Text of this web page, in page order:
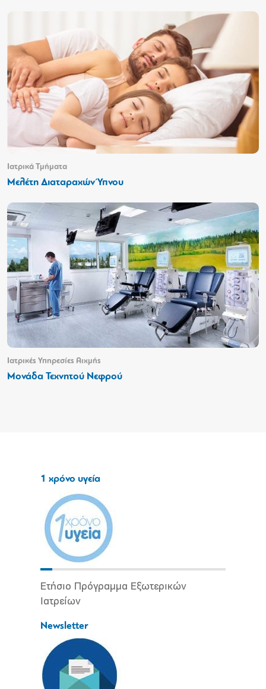
Ιατρικά Τμήματα
Μελέτη Διαταραχών Ύπνου
Ιατρικές Υπηρεσίες Αιχμής
Μονάδα Τεχνητού Νεφρού
1 χρόνο υγεία
Ετήσιο Πρόγραμμα Εξωτερικών
Ιατρείων
Newsletter